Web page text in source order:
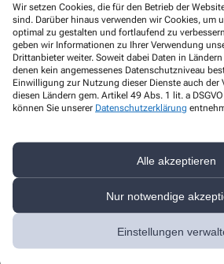
Wir setzen Cookies, die für den Betrieb der
sind. Darüber hinaus verwenden wir Cookies, um
optimal zu gestalten und fortlaufend zu
geben wir Informationen zu Ihrer Verwendung
Drittanbieter weiter. Soweit dabei Daten in
denen kein angemessenes Datenschutzniveau
Einwilligung zur Nutzung dieser Dienste auch der
diesen Ländern gem. Artikel 49 Abs. 1 lit. a
können Sie unserer Datenschutzerklärung
Alle akzeptieren
Nur notwendige
Einstellungen
Abholung in der Apotheke
vor Ort oder am 24/7
Sie möchten flexibel bleiben? Sehr gern –
einfach bei uns ab.
Rezept hochladen